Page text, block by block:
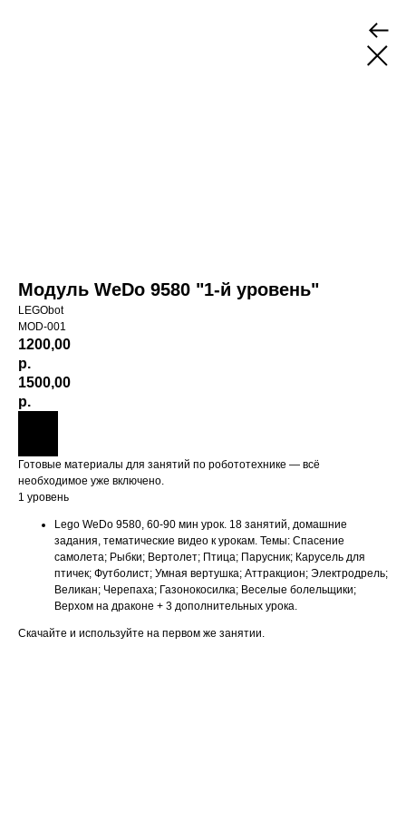
Модуль WeDo 9580 "1-й уровень"
LEGObot
MOD-001
1200,00
р.
1500,00
р.
Готовые материалы для занятий по робототехнике — всё
необходимое уже включено.
1 уровень
Lego WeDo 9580, 60-90 мин урок. 18 занятий, домашние
задания, тематические видео к урокам. Темы: Спасение
самолета; Рыбки; Вертолет; Птица; Парусник; Карусель для
птичек; Футболист; Умная вертушка; Аттракцион; Электродрель;
Великан; Черепаха; Газонокосилка; Веселые болельщики;
Верхом на драконе + 3 дополнительных урока.
Скачайте и используйте на первом же занятии.